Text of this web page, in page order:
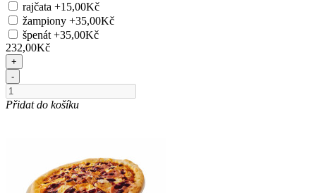
rajčata +15,00Kč
žampiony +35,00Kč
špenát +35,00Kč
232,00Kč
+
-
Přidat do košíku